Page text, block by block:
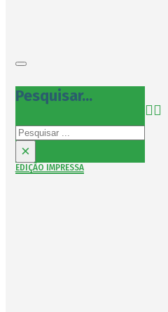
Pesquisar...
Pesquisar
×
EDIÇÃO IMPRESSA